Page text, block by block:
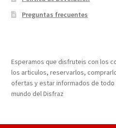
Preguntas frecuentes
Esperamos que disfruteis con los
los articulos, reservarlos,
ofertas y estar informados de todo
mundo del Disfraz